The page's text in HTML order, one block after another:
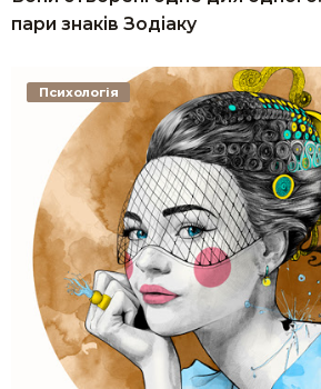
пари знаків Зодіаку
Психологія